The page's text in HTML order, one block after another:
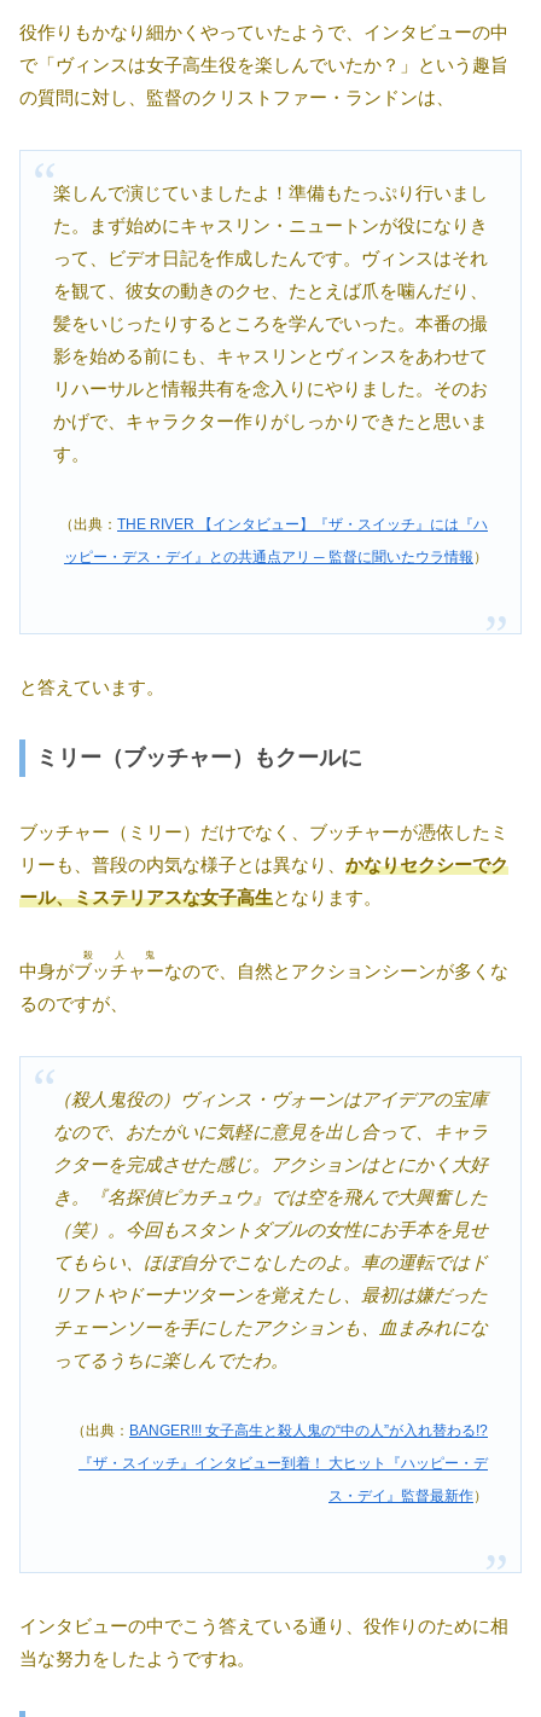
役作りもかなり細かくやっていたようで、インタビューの中
で「ヴィンスは女子高生役を楽しんでいたか？」という趣旨
の質問に対し、監督のクリストファー・ランドンは、
楽しんで演じていましたよ！準備もたっぷり行いまし
た。まず始めにキャスリン・ニュートンが役になりき
って、ビデオ日記を作成したんです。ヴィンスはそれ
を観て、彼女の動きのクセ、たとえば爪を噛んだり、
髪をいじったりするところを学んでいった。本番の撮
影を始める前にも、キャスリンとヴィンスをあわせて
リハーサルと情報共有を念入りにやりました。そのお
かげで、キャラクター作りがしっかりできたと思いま
す。
（出典： THE RIVER 【インタビュー】『ザ・スイッチ』には『ハ
ッピー・デス・デイ』との共通点アリ ─ 監督に聞いたウラ情報 ）
と答えています。
ミリー（ブッチャー）もクールに
ブッチャー（ミリー）だけでなく、ブッチャーが憑依したミ
リーも、普段の内気な様子とは異なり、 かなりセクシーでク
ール、ミステリアスな女子高生となります。
中身がブッチャー
殺人鬼
なので、自然とアクションシーンが多くな
るのですが、
（殺人鬼役の）ヴィンス・ヴォーンはアイデアの宝庫
なので、おたがいに気軽に意見を出し合って、キャラ
クターを完成させた感じ。アクションはとにかく大好
き。『名探偵ピカチュウ』では空を飛んで大興奮した
（笑）。今回もスタントダブルの女性にお手本を見せ
てもらい、ほぼ自分でこなしたのよ。車の運転ではド
リフトやドーナツターンを覚えたし、最初は嫌だった
チェーンソーを手にしたアクションも、血まみれにな
ってるうちに楽しんでたわ。
（出典： BANGER!!! 女子高生と殺人鬼の“中の人”が入れ替わる!?
『ザ・スイッチ』インタビュー到着！ 大ヒット『ハッピー・デ
ス・デイ』監督最新作）
インタビューの中でこう答えている通り、役作りのために相
当な努力をしたようですね。